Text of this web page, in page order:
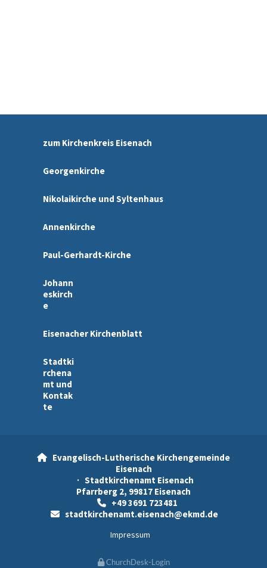
zum Kirchenkreis Eisenach
Georgenkirche
Nikolaikirche und Syltenhaus
Annenkirche
Paul-Gerhardt-Kirche
Johann
eskirch
e
Eisenacher Kirchenblatt
Stadtki
rchena
mt und
Kontak
te

Evangelisch-Lutherische Kirchengemeinde
Eisenach
· Stadtkirchenamt Eisenach
Pfarrberg 2, 99817 Eisenach
+49 3691 723481
 stadtkirchenamt.eisenach@ekmd.de
Impressum
ChurchDesk-Login